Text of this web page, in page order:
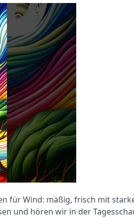
für Wind: mäßig, frisch mit
und hören wir in der